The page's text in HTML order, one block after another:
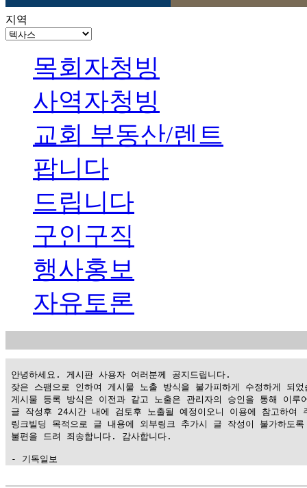
지역
목회자청빙
사역자청빙
교회 부동산/렌트
팝니다
드립니다
구인구직
행사홍보
자유토론
안녕하세요. 게시판 사용자 여러분께 공지드립니다.
잦은 스팸으로 인하여 게시물 노출 방식을 불가피하게 수정하게 되었
게시물 등록 방식은 이전과 같고 노출은 관리자의 승인을 통해 이루
글 작성후 24시간 내에 검토후 노출될 예정이오니 이용에 참고하여
링크빌딩 목적으로 글 내용에 외부링크 추가시 글 작성이 불가하도
불편을 드려 죄송합니다. 감사합니다.
- 기독일보